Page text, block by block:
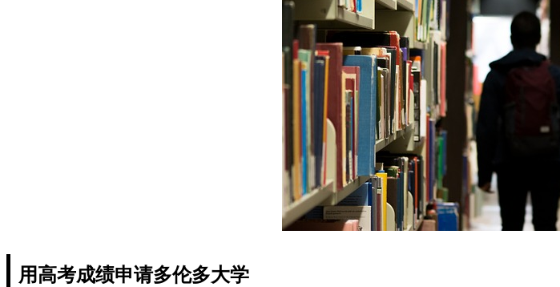
用高考成绩申请多伦多大学